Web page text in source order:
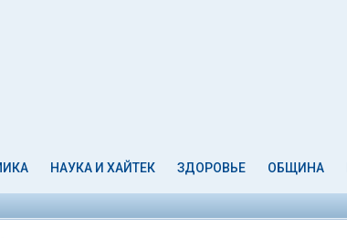
НАУКА И ХАЙТЕК ЗДОРОВЬЕ ОБЩИНА